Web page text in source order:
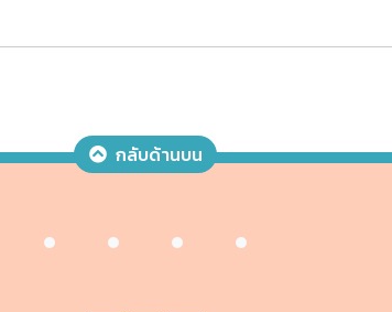
กลับด้านบน